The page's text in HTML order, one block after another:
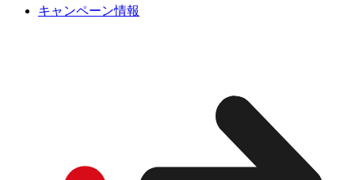
キャンペーン情報